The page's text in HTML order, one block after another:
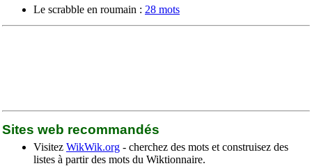
Le scrabble en roumain : 28 mots
Sites web recommandés
Visitez WikWik.org - cherchez des mots et construisez des
listes à partir des mots du Wiktionnaire.